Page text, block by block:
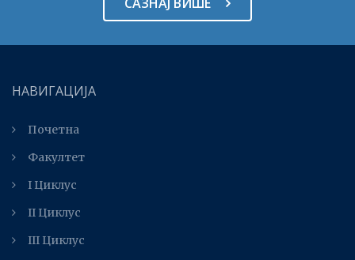
НАВИГАЦИЈА
Почетна
Факултет
I Циклус
II Циклус
III Циклус